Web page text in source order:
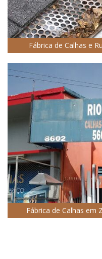
Fábrica de Calhas e
Fábrica de Calhas em